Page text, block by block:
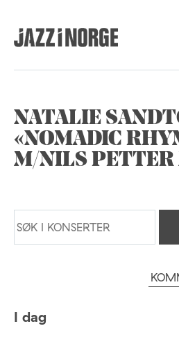
NATALIE
«NOMADIC
M/NILS
I dag